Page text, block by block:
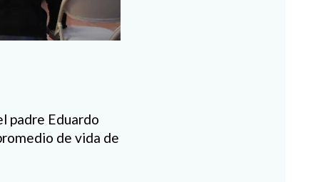
padre Eduardo
de vida de